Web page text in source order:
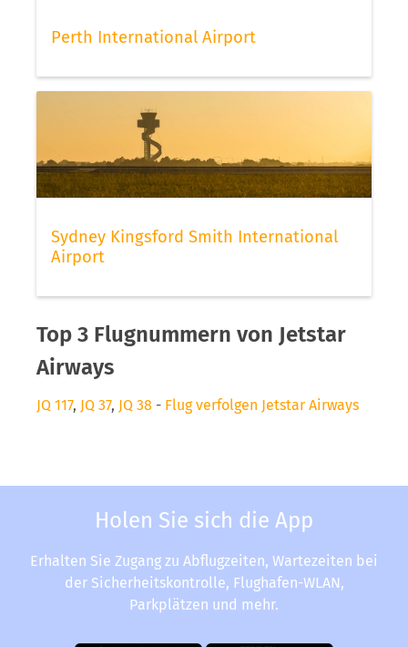
Perth International Airport
Sydney Kingsford Smith International
Airport
Top 3 Flugnummern von Jetstar
Airways
JQ 117, JQ 37, JQ 38 - Flug verfolgen Jetstar Airways
Holen Sie sich die App
Erhalten Sie Zugang zu Abflugzeiten, Wartezeiten bei
der Sicherheitskontrolle, Flughafen-WLAN,
Parkplätzen und mehr.